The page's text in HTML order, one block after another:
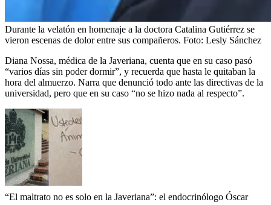
Durante la velatón en homenaje a la doctora Catalina Gutiérrez se
vieron escenas de dolor entre sus compañeros. Foto: Lesly Sánchez
Diana Nossa, médica de la Javeriana, cuenta que en su caso pasó
“varios días sin poder dormir”, y recuerda que hasta le quitaban la
hora del almuerzo. Narra que denunció todo ante las directivas de la
universidad, pero que en su caso “no se hizo nada al respecto”.
“El maltrato no es solo en la Javeriana”: el endocrinólogo Óscar